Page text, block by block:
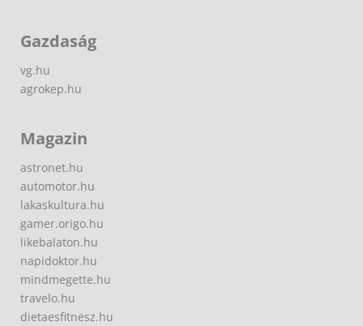
Gazdaság
vg.hu
agrokep.hu
Magazin
astronet.hu
automotor.hu
lakaskultura.hu
gamer.origo.hu
likebalaton.hu
napidoktor.hu
mindmegette.hu
travelo.hu
dietaesfitnesz.hu